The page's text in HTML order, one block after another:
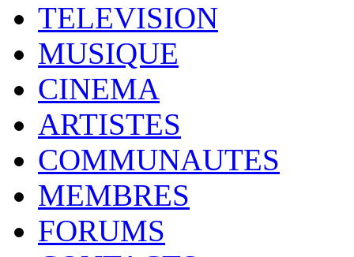
TELEVISION
MUSIQUE
CINEMA
ARTISTES
COMMUNAUTES
MEMBRES
FORUMS